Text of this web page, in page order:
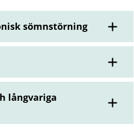
sömnstörning
långvariga